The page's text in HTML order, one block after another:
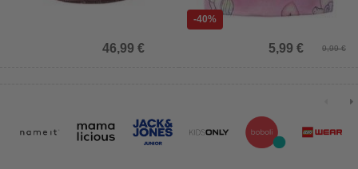
46,99 €
-40%
9,99 €
5,99 €